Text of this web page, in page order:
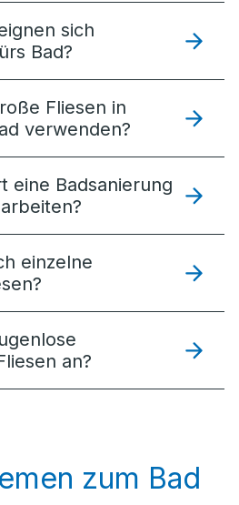
sich
Bad?
Fliesen in
verwenden?
eine Badsanierung
einzelne
an?
zum Bad